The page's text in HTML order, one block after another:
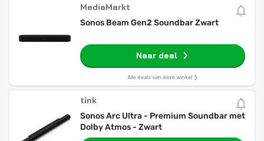
MediaMarkt
Sonos Beam Gen2 Soundbar Zwart
Naar deal
Alle deals van deze winkel
tink
Sonos Arc Ultra - Premium Soundbar met
Dolby Atmos - Zwart